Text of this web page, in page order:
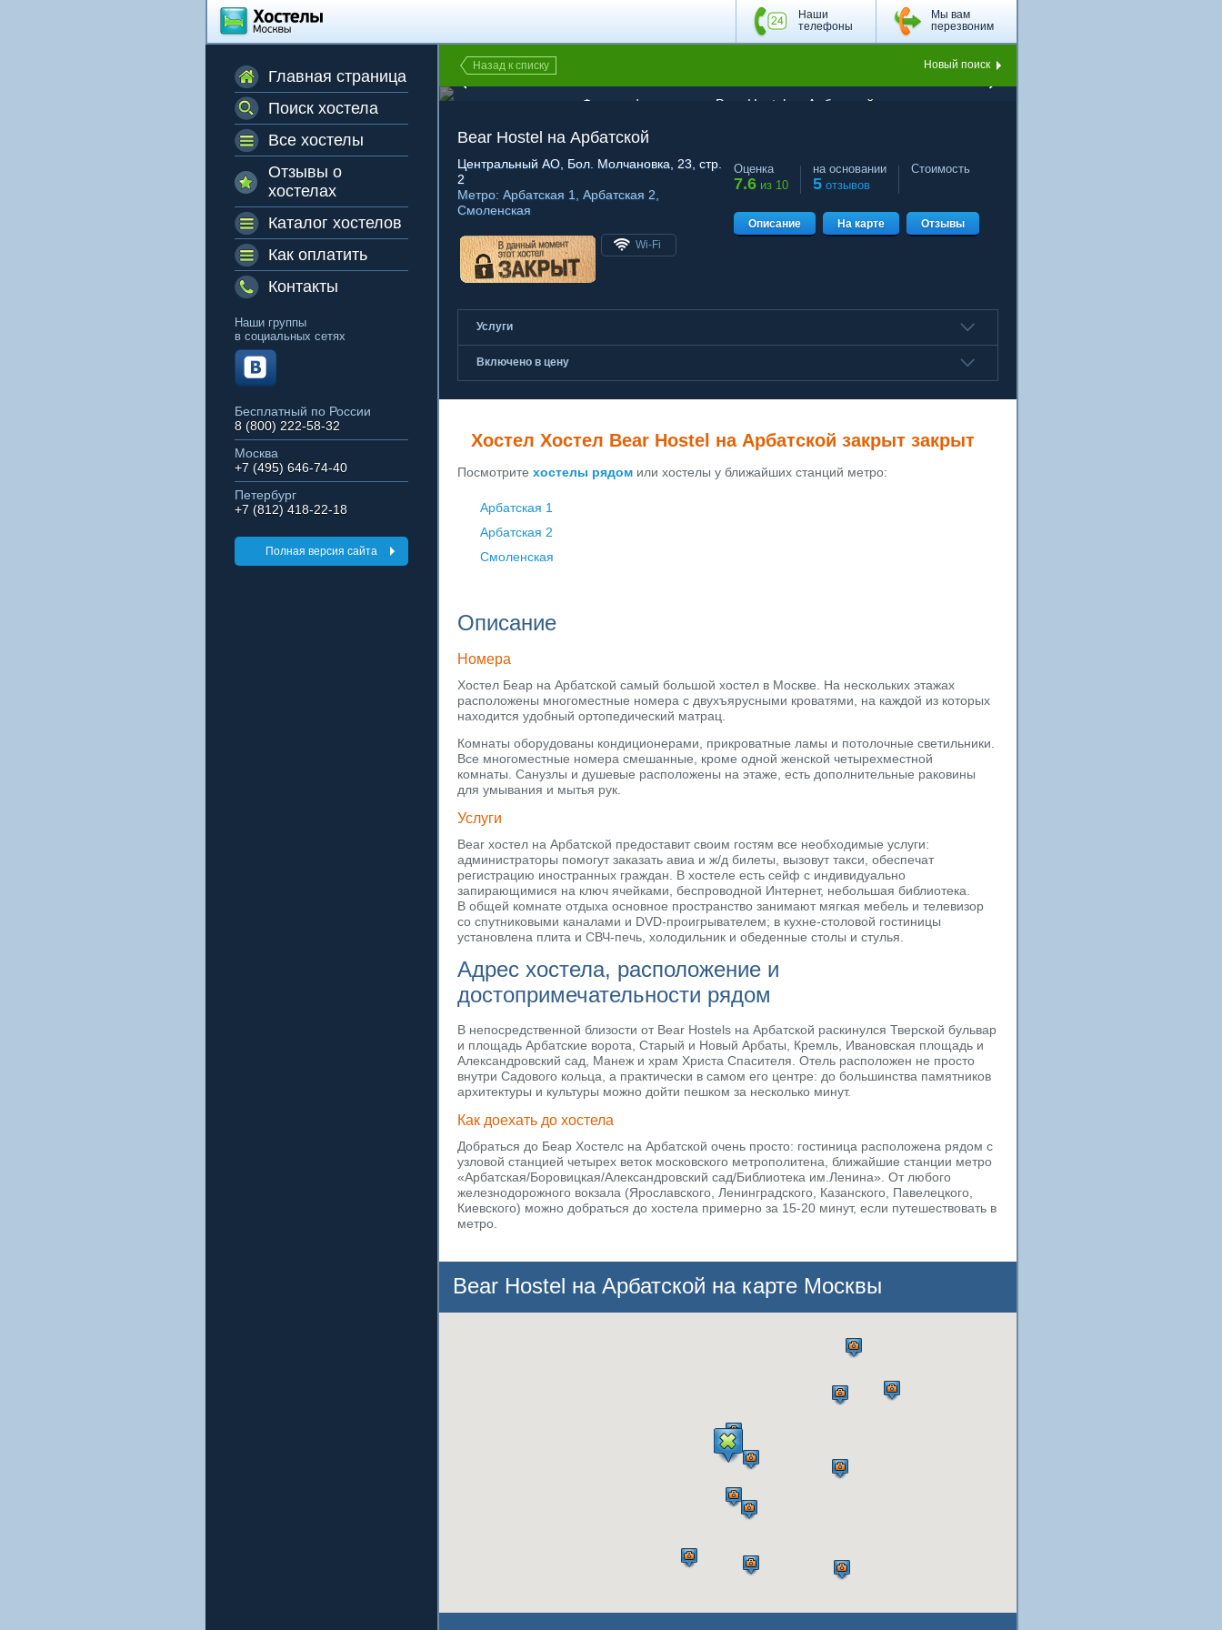
Мы вам
перезвоним
Наши
телефоны
Назад к списку Новый поиск
Фотография хостела Bear Hostel на Арбатской
Bear Hostel на Арбатской
Центральный АО , Бол. Молчановка, 23, стр.
2
Метро: Арбатская 1 Арбатская 2
Смоленская
Wi-Fi
Оценка
7.6из 10
на основании
5отзывов
Стоимость
Описание На карте Отзывы
Услуги
Включено в цену
Хостел Хостел Bear Hostel на Арбатской закрыт закрыт
Посмотрите хостелы рядом или хостелы у ближайших станций метро:
Арбатская 1
Арбатская 2
Смоленская
Описание
Номера
Хостел Беар на Арбатской самый большой хостел в Москве. На нескольких этажах
расположены многоместные номера с двухъярусными кроватями, на каждой из которых
находится удобный ортопедический матрац.
Комнаты оборудованы кондиционерами, прикроватные ламы и потолочные светильники.
Все многоместные номера смешанные, кроме одной женской четырехместной
комнаты. Санузлы и душевые расположены на этаже, есть дополнительные раковины
для умывания и мытья рук.
Услуги
Bear хостел на Арбатской предоставит своим гостям все необходимые услуги:
администраторы помогут заказать авиа и ж/д билеты, вызовут такси, обеспечат
регистрацию иностранных граждан. В хостеле есть сейф с индивидуально
запирающимися на ключ ячейками, беспроводной Интернет, небольшая библиотека.
В общей комнате отдыха основное пространство занимают мягкая мебель и телевизор
со спутниковыми каналами и DVD-проигрывателем; в кухне-столовой гостиницы
установлена плита и СВЧ-печь, холодильник и обеденные столы и стулья.
Адрес хостела, расположение и
достопримечательности рядом
В непосредственной близости от Bear Hostels на Арбатской раскинулся Тверской бульвар
и площадь Арбатские ворота, Старый и Новый Арбаты, Кремль, Ивановская площадь и
Александровский сад, Манеж и храм Христа Спасителя. Отель расположен не просто
внутри Садового кольца, а практически в самом его центре: до большинства памятников
архитектуры и культуры можно дойти пешком за несколько минут.
Как доехать до хостела
Добраться до Беар Хостелс на Арбатской очень просто: гостиница расположена рядом с
узловой станцией четырех веток московского метрополитена, ближайшие станции метро
«Арбатская/Боровицкая/Александровский сад/Библиотека им.Ленина». От любого
железнодорожного вокзала (Ярославского, Ленинградского, Казанского, Павелецкого,
Киевского) можно добраться до хостела примерно за 15-20 минут, если путешествовать в
метро.
Bear Hostel на Арбатской на карте Москвы
Главная страница
Поиск хостела
Все хостелы
Отзывы о
хостелах
Каталог хостелов
Как оплатить
Контакты
Наши группы
в социальных сетях
Бесплатный по России
8 (800) 222-58-32
Москва
+7 (495) 646-74-40
Петербург
+7 (812) 418-22-18
Полная версия сайта